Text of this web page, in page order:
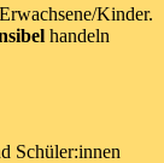
Kinder.
handeln
Schüler:innen